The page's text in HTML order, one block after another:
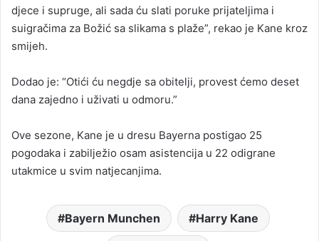
djece i supruge, ali sada ću slati poruke prijateljima i
suigračima za Božić sa slikama s plaže”, rekao je Kane kroz
smijeh.
Dodao je: “Otići ću negdje sa obitelji, provest ćemo deset
dana zajedno i uživati u odmoru.”
Ove sezone, Kane je u dresu Bayerna postigao 25
pogodaka i zabilježio osam asistencija u 22 odigrane
utakmice u svim natjecanjima.
Bayern Munchen Harry Kane